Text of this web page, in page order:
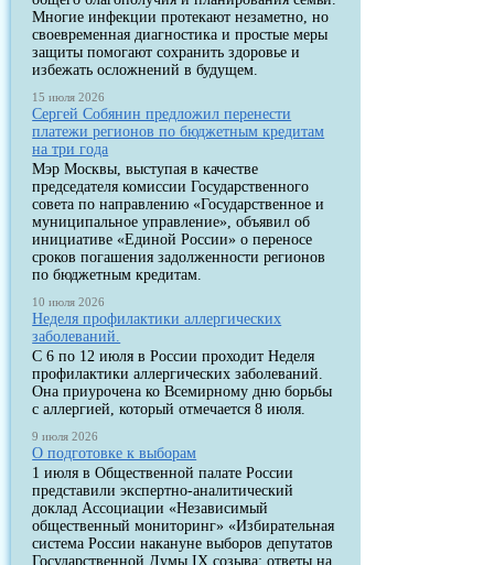
Многие инфекции протекают незаметно, но
своевременная диагностика и простые меры
защиты помогают сохранить здоровье и
избежать осложнений в будущем.
15 июля 2026
Сергей Собянин предложил перенести
платежи регионов по бюджетным кредитам
на три года
Мэр Москвы, выступая в качестве
председателя комиссии Государственного
совета по направлению «Государственное и
муниципальное управление», объявил об
инициативе «Единой России» о переносе
сроков погашения задолженности регионов
по бюджетным кредитам.
10 июля 2026
Неделя профилактики аллергических
заболеваний.
С 6 по 12 июля в России проходит Неделя
профилактики аллергических заболеваний.
Она приурочена ко Всемирному дню борьбы
с аллергией, который отмечается 8 июля.
9 июля 2026
О подготовке к выборам
1 июля в Общественной палате России
представили экспертно-аналитический
доклад Ассоциации «Независимый
общественный мониторинг» «Избирательная
система России накануне выборов депутатов
Государственной Думы IX созыва: ответы на